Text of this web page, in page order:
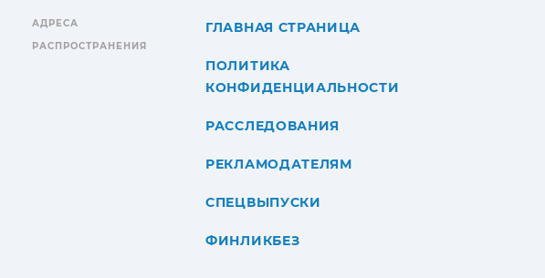
АДРЕСА
РАСПРОСТРАНЕНИЯ
ГЛАВНАЯ СТРАНИЦА
ПОЛИТИКА
КОНФИДЕНЦИАЛЬНОСТИ
РАССЛЕДОВАНИЯ
РЕКЛАМОДАТЕЛЯМ
СПЕЦВЫПУСКИ
ФИНЛИКБЕЗ